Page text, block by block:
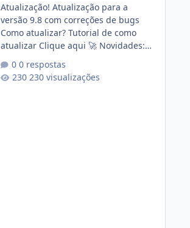
Atualização! Atualização para a
versão 9.8 com correções de bugs
Como atualizar? Tutorial de como
atualizar Clique aqui 🚀 Novidades:
publico para consulta de sub.dominio
autorizado a usasr o isistem:
0 respostas
230 visualizações